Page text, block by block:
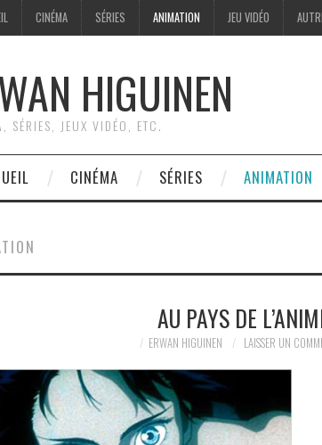
CINÉMA SÉRIES ANIMATION JEU VIDÉO
HIGUINEN
SÉRIES, JEUX VIDÉO, ETC.
CINÉMA SÉRIES ANIMATION
AU PAYS DE
ERWAN HIGUINEN LAISSER UN